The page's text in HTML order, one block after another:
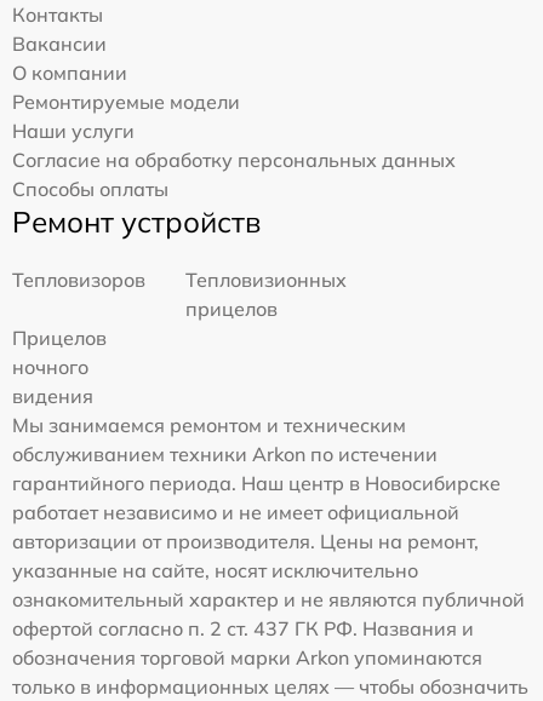
Контакты
Вакансии
О компании
Ремонтируемые модели
Наши услуги
Согласие на обработку персональных данных
Способы оплаты
Ремонт устройств
Тепловизоров
Тепловизионных
прицелов
Прицелов
ночного
видения
Мы занимаемся ремонтом и техническим
обслуживанием техники Arkon по истечении
гарантийного периода. Наш центр в Новосибирске
работает независимо и не имеет официальной
авторизации от производителя. Цены на ремонт,
указанные на сайте, носят исключительно
ознакомительный характер и не являются публичной
офертой согласно п. 2 ст. 437 ГК РФ. Названия и
обозначения торговой марки Arkon упоминаются
только в информационных целях — чтобы обозначить